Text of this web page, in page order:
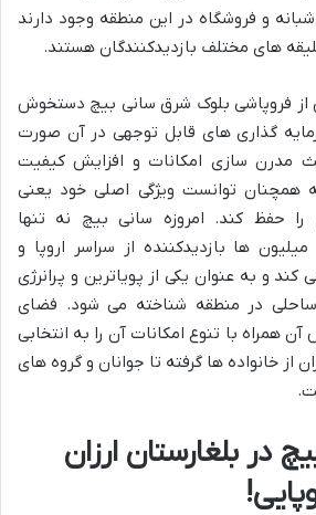
و فروشگاه در این منطقه وجود دارند
های مختلف بازدیدکنندگان هستند.
فروپاشی بلوک شرق سانی بیچ دستخوش
گذاری های قابل توجهی در آن صورت
مدرن سازی امکانات و افزایش کیفیت
توانست ویژگی اصلی خود یعنی
حفظ کند. امروزه سانی بیچ نه تنها
ها بازدیدکننده از سراسر اروپا و
و به عنوان یکی از پویاترین و پرانرژی
ساحلی در منطقه شناخته می شود. فضای
همراه با تنوع امکانات آن را به انتخابی
از خانواده ها گرفته تا جوانان و گروه های
در بلغارستان ارزان